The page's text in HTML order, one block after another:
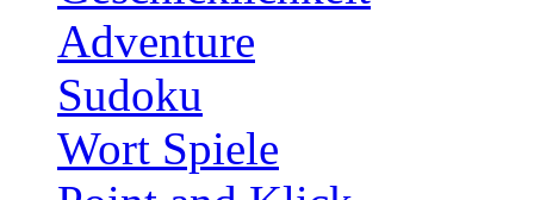
Adventure
Sudoku
Wort Spiele